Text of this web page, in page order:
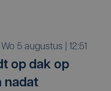
wo 5 augustus | 12:51
op dak op
nadat